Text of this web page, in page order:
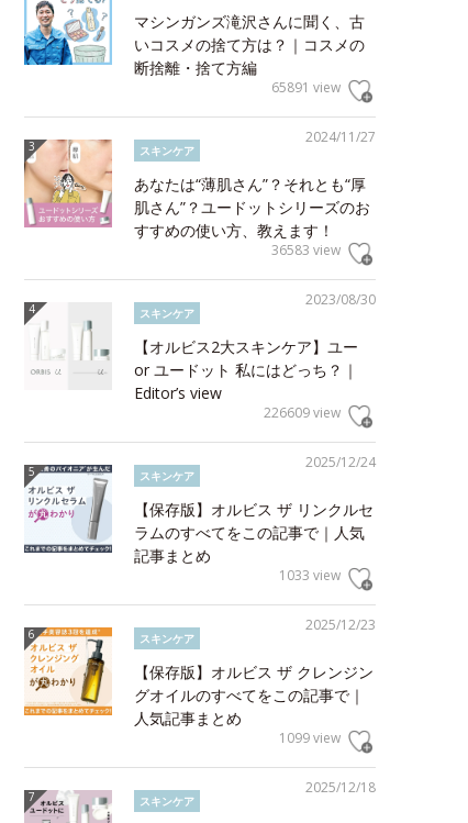
マシンガンズ滝沢さんに聞く、古
いコスメの捨て方は？｜コスメの
断捨離・捨て方編
65891 view
2024/11/27
スキンケア
あなたは“薄肌さん”？それとも“厚
肌さん”？ユードットシリーズのお
すすめの使い方、教えます！
36583 view
2023/08/30
スキンケア
【オルビス2大スキンケア】ユー
or ユードット 私にはどっち？｜
Editor’s view
226609 view
2025/12/24
スキンケア
【保存版】オルビス ザ リンクルセ
ラムのすべてをこの記事で｜人気
記事まとめ
1033 view
2025/12/23
スキンケア
【保存版】オルビス ザ クレンジン
グオイルのすべてをこの記事で｜
人気記事まとめ
1099 view
2025/12/18
スキンケア